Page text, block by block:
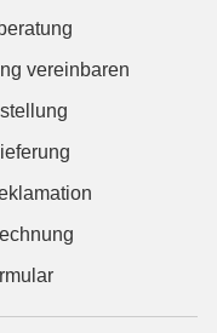
vereinbaren